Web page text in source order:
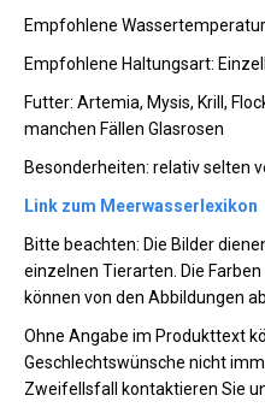
Empfohlene
Empfohlene Haltungsart:
Futter: Artemia, Mysis, Krill,
manchen Fällen Glasrosen
Besonderheiten: relativ selten
Link zum Meerwasserlexikon
Bitte beachten: Die Bilder
einzelnen Tierarten. Die
können von den Abbildungen
Ohne Angabe im Produkttext
Geschlechtswünsche nicht
Zweifellsfall kontaktieren Sie